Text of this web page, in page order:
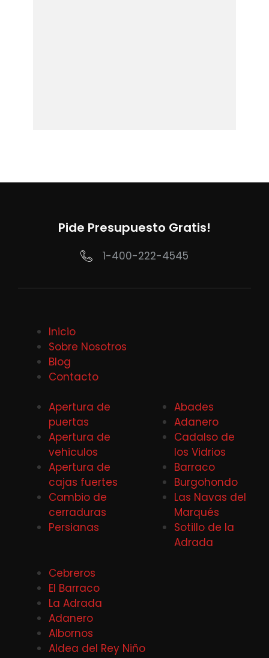
Pide Presupuesto Gratis!
1-400-222-4545
Inicio
Sobre Nosotros
Blog
Contacto
Apertura de
puertas
Apertura de
vehiculos
Apertura de
cajas fuertes
Cambio de
cerraduras
Persianas
Abades
Adanero
Cadalso de
los Vidrios
Barraco
Burgohondo
Las Navas del
Marqués
Sotillo de la
Adrada
Cebreros
El Barraco
La Adrada
Adanero
Albornos
Aldea del Rey Niño